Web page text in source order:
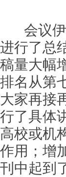
会议伊
进行了总
稿量大幅
排名从第
大家再接
行了具体
高校或机
作用；增
刊中起到